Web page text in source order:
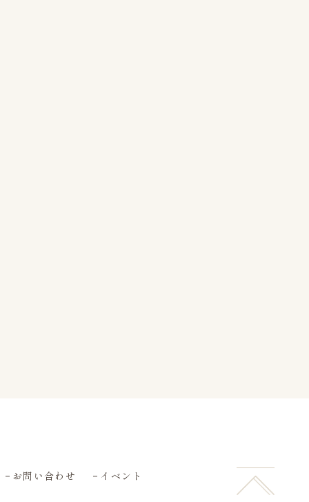
お問い合わせ イベント